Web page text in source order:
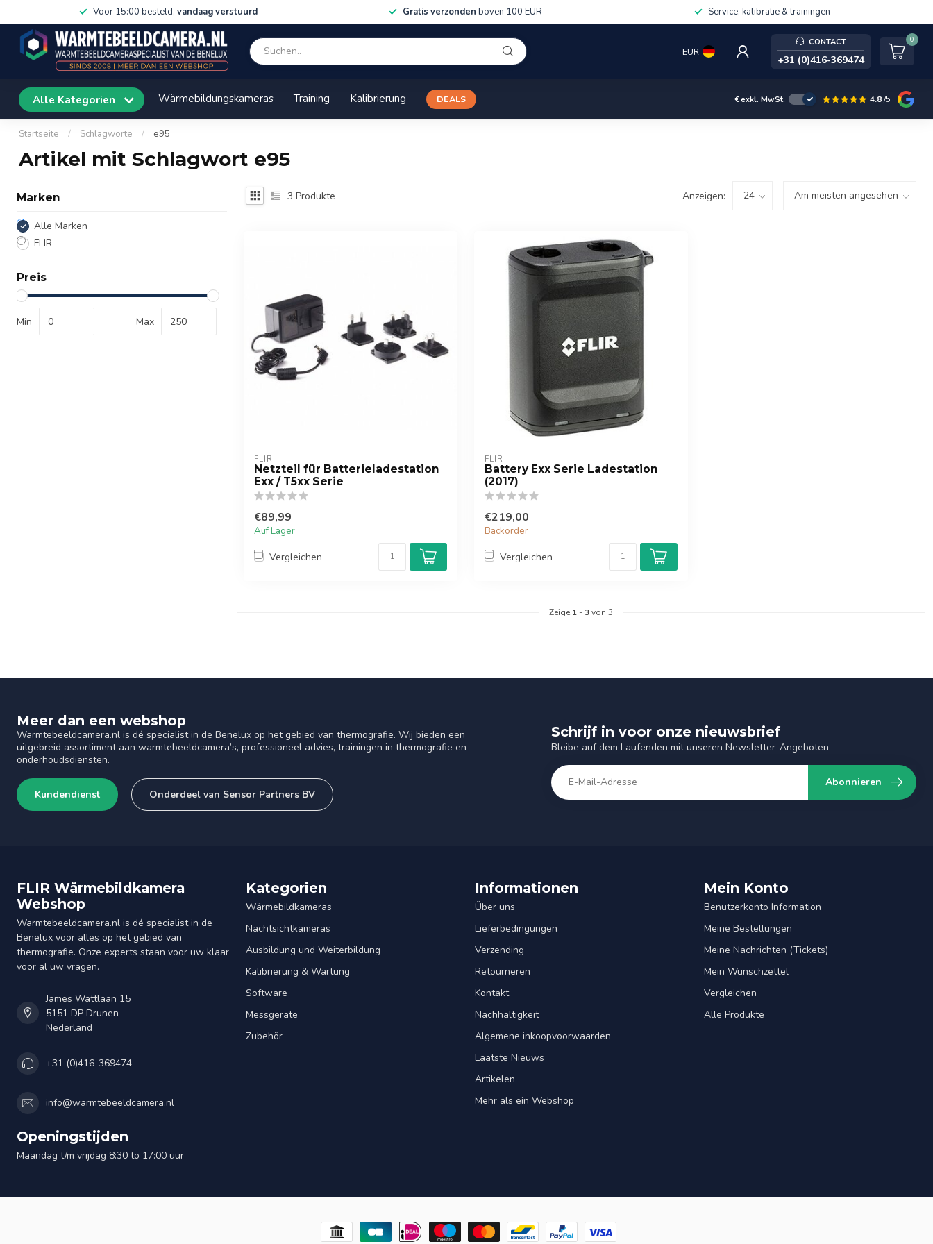
Voor 15:00 besteld, vandaag verstuurd Gratis verzonden boven 100 EUR Service, kalibratie & trainingen
EUR
CONTACT
+31 (0)416-369474
0
Alle Kategorien Wärmebildungskameras Training Kalibrierung DEALS €exkl. MwSt. 4.8/5
Startseite / Schlagworte / e95
Artikel mit Schlagwort e95
Marken
Alle Marken
FLIR
Preis
Min Max
3 Produkte Anzeigen:
FLIR
Netzteil für Batterieladestation
Exx / T5xx Serie
€89,99
Auf Lager
Vergleichen
FLIR
Battery Exx Serie Ladestation
(2017)
€219,00
Backorder
Vergleichen
Zeige 1 -3von 3
Meer dan een webshop
Warmtebeeldcamera.nl is dé specialist in de Benelux op het gebied van thermografie. Wij bieden een
uitgebreid assortiment aan warmtebeeldcamera’s, professioneel advies, trainingen in thermografie en
onderhoudsdiensten.
Kundendienst Onderdeel van Sensor Partners BV
Schrijf in voor onze nieuwsbrief
Bleibe auf dem Laufenden mit unseren Newsletter-Angeboten
Abonnieren
FLIR Wärmebildkamera
Webshop
Warmtebeeldcamera.nl is dé specialist in de
Benelux voor alles op het gebied van
thermografie. Onze experts staan voor uw klaar
voor al uw vragen.
James Wattlaan 15
5151 DP Drunen
Nederland
+31 (0)416-369474
info@warmtebeeldcamera.nl
Openingstijden
Maandag t/m vrijdag 8:30 to 17:00 uur
Kategorien
Wärmebildkameras
Nachtsichtkameras
Ausbildung und Weiterbildung
Kalibrierung & Wartung
Software
Messgeräte
Zubehör
Informationen
Über uns
Lieferbedingungen
Verzending
Retourneren
Kontakt
Nachhaltigkeit
Algemene inkoopvoorwaarden
Laatste Nieuws
Artikelen
Mehr als ein Webshop
Mein Konto
Benutzerkonto Information
Meine Bestellungen
Meine Nachrichten (Tickets)
Mein Wunschzettel
Vergleichen
Alle Produkte